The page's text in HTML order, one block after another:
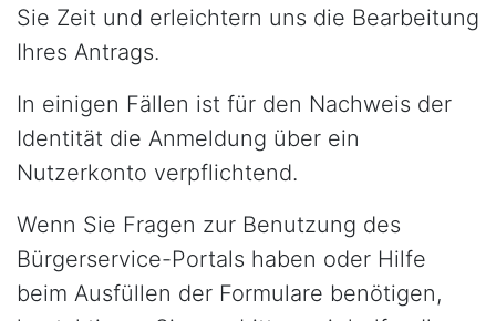
Sie Zeit und erleichtern uns die Bearbeitung
Ihres Antrags.
In einigen Fällen ist für den Nachweis der
Identität die Anmeldung über ein
Nutzerkonto verpflichtend.
Wenn Sie Fragen zur Benutzung des
Bürgerservice-Portals haben oder Hilfe
beim Ausfüllen der Formulare benötigen,